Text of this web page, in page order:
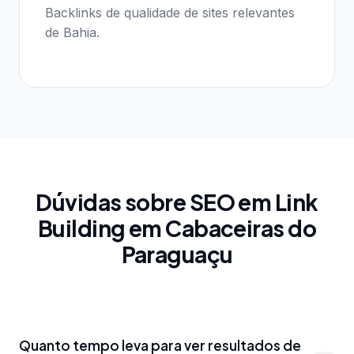
Backlinks de qualidade de sites relevantes
de Bahia.
Dúvidas sobre SEO em Link
Building em Cabaceiras do
Paraguaçu
Quanto tempo leva para ver resultados de